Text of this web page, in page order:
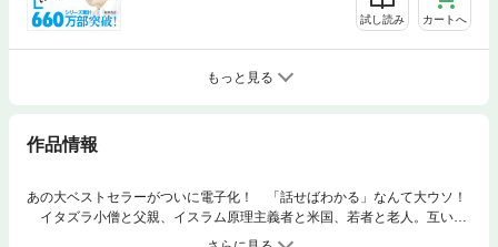
試し読み カートへ
もっと見る
作品情報
あの大ベストセラーがついに電子化！ 「話せばわかる」なんて大ウソ！
イタズラ小僧と父親、イスラム原理主義者と米国、若者と老人。互いに
話が通じないのは、そこに「バカの壁」が立ちはだかっているからであ